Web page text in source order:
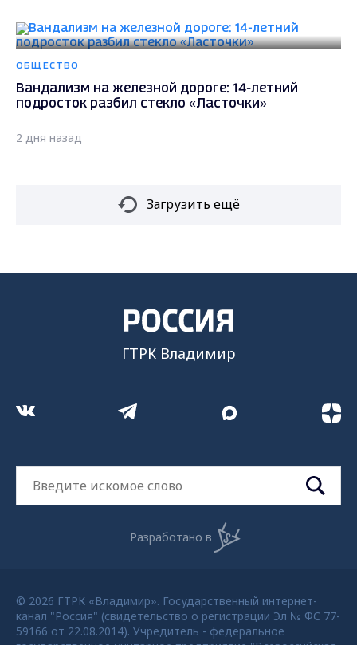
ОБЩЕСТВО
Вандализм на железной дороге: 14-летний
подросток разбил стекло «Ласточки»
2 дня назад
Загрузить ещё
ГТРК Владимир
Разработано в
© 2026 ГТРК «Владимир». Государственный интернет-
канал "Россия" (свидетельство о регистрации Эл № ФС 77-
59166 от 22.08.2014). Учредитель - федеральное